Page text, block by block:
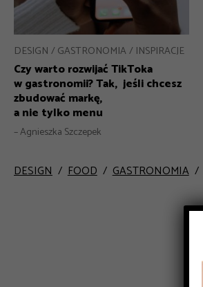
DESIGN GASTRONOMIA INSPIRACJE
Czy warto rozwijać TikToka
w gastronomii? Tak, jeśli chcesz
zbudować markę,
a nie tylko menu
– Agnieszka Szczepek
DESIGN FOOD GASTRONOMIA